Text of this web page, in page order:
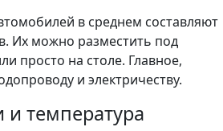
в среднем составляют
Их можно разместить под
просто на столе. Главное,
и электричеству.
температура